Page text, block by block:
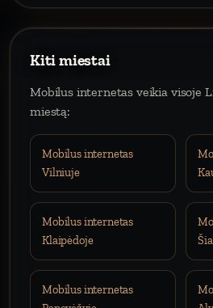
Kiti miestai
Mobilus internetas veikia visoje
miestą:
Mobilus internetas
Vilniuje
Mobilus internetas
Klaipėdoje
Mobilus internetas